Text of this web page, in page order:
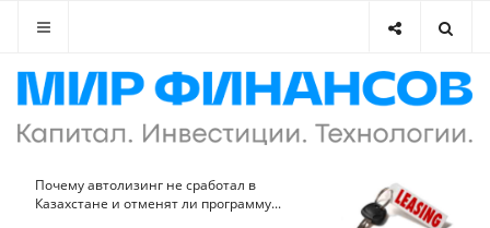
Почему автолизинг не сработал в
Казахстане и отменят ли программу...